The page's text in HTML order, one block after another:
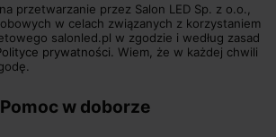
przetwarzanie przez Salon LED Sp. z o.o.,
w celach związanych z korzystaniem
salonled.pl w zgodzie i według zasad
prywatności. Wiem, że w każdej chwili
Pomoc w doborze